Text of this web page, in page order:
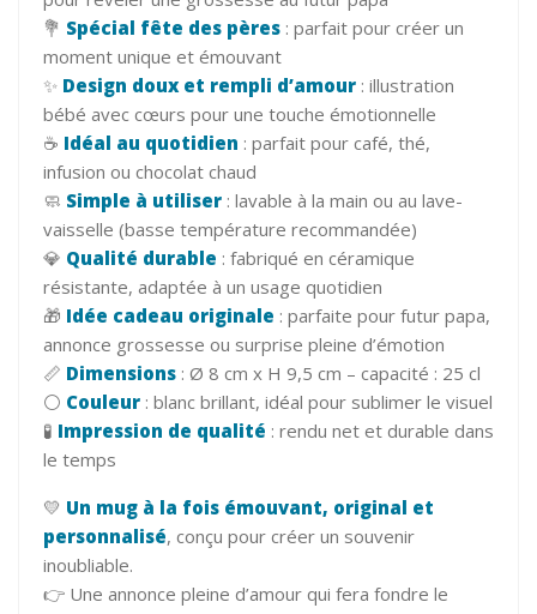
💐 Spécial fête des pères : parfait pour créer un
moment unique et émouvant
✨ Design doux et rempli d’amour : illustration
bébé avec cœurs pour une touche émotionnelle
☕ Idéal au quotidien : parfait pour café, thé,
infusion ou chocolat chaud
🧼 Simple à utiliser : lavable à la main ou au lave-
vaisselle (basse température recommandée)
💎 Qualité durable : fabriqué en céramique
résistante, adaptée à un usage quotidien
🎁 Idée cadeau originale : parfaite pour futur papa,
annonce grossesse ou surprise pleine d’émotion
📏 Dimensions : Ø 8 cm x H 9,5 cm – capacité : 25 cl
⚪ Couleur : blanc brillant, idéal pour sublimer le visuel
🧪 Impression de qualité : rendu net et durable dans
le temps
💛 Un mug à la fois émouvant, original et
personnalisé, conçu pour créer un souvenir
inoubliable.
👉 Une annonce pleine d’amour qui fera fondre le